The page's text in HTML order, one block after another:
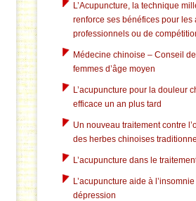
L’Acupuncture, la technique
renforce ses bénéfices pour les
professionnels ou de
Médecine chinoise – Conseil
femmes d’âge moyen
L’acupuncture pour la douleur
efficace un an plus tard
Un nouveau traitement contre
des herbes chinoises
L’acupuncture dans le
L’acupuncture aide à
dépression